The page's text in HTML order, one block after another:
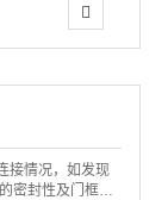
接情况，如发现
密封性及门框和